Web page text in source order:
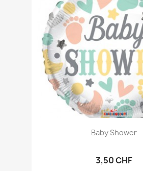
Baby Shower
3,50 CHF